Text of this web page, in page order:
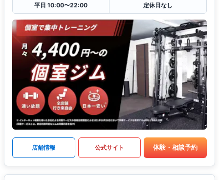
平日 10:00〜22:00
定休日なし
店舗情報 公式サイト 体験・相談予約